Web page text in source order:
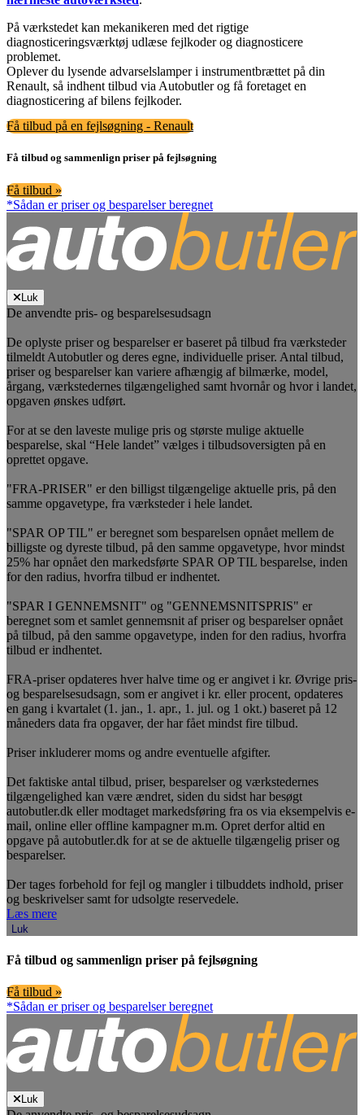
På værkstedet kan mekanikeren med det rigtige
diagnosticeringsværktøj udlæse fejlkoder og diagnosticere
problemet.
Oplever du lysende advarselslamper i instrumentbrættet på din
Renault, så indhent tilbud via Autobutler og få foretaget en
diagnosticering af bilens fejlkoder.
Få tilbud på en fejlsøgning - Renault
Få tilbud og sammenlign priser på fejlsøgning
Få tilbud »
*Sådan er priser og besparelser beregnet
Luk
De anvendte pris- og besparelsesudsagn
De oplyste priser og besparelser er baseret på tilbud fra værksteder
tilmeldt Autobutler og deres egne, individuelle priser. Antal tilbud,
priser og besparelser kan variere afhængig af bilmærke, model,
årgang, værkstedernes tilgængelighed samt hvornår og hvor i landet,
opgaven ønskes udført.
For at se den laveste mulige pris og største mulige aktuelle
besparelse, skal “Hele landet” vælges i tilbudsoversigten på en
oprettet opgave.
"FRA-PRISER" er den billigst tilgængelige aktuelle pris, på den
samme opgavetype, fra værksteder i hele landet.
"SPAR OP TIL" er beregnet som besparelsen opnået mellem de
billigste og dyreste tilbud, på den samme opgavetype, hvor mindst
25% har opnået den markedsførte SPAR OP TIL besparelse, inden
for den radius, hvorfra tilbud er indhentet.
"SPAR I GENNEMSNIT" og "GENNEMSNITSPRIS" er
beregnet som et samlet gennemsnit af priser og besparelser opnået
på tilbud, på den samme opgavetype, inden for den radius, hvorfra
tilbud er indhentet.
FRA-priser opdateres hver halve time og er angivet i kr. Øvrige pris-
og besparelsesudsagn, som er angivet i kr. eller procent, opdateres
en gang i kvartalet (1. jan., 1. apr., 1. jul. og 1 okt.) baseret på 12
måneders data fra opgaver, der har fået mindst fire tilbud.
Priser inkluderer moms og andre eventuelle afgifter.
Det faktiske antal tilbud, priser, besparelser og værkstedernes
tilgængelighed kan være ændret, siden du sidst har besøgt
autobutler.dk eller modtaget markedsføring fra os via eksempelvis e-
mail, online eller offline kampagner m.m. Opret derfor altid en
opgave på autobutler.dk for at se de aktuelle tilgængelig priser og
besparelser.
Der tages forbehold for fejl og mangler i tilbuddets indhold, priser
og beskrivelser samt for udsolgte reservedele.
Læs mere
Luk
Få tilbud og sammenlign priser på fejlsøgning
Få tilbud »
*Sådan er priser og besparelser beregnet
Luk